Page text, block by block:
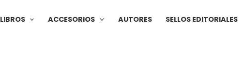
LIBROS ACCESORIOS AUTORES SELLOS EDITORIALES